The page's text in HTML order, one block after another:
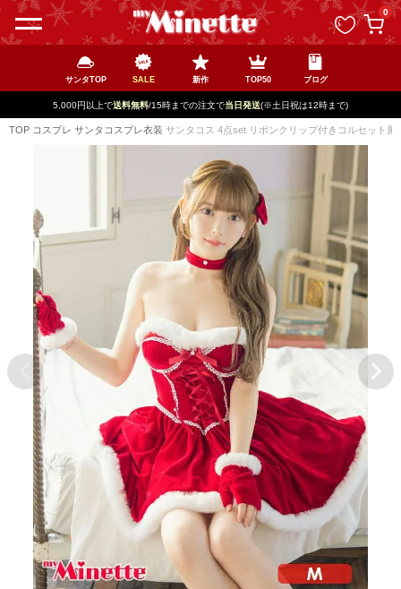
0
サンタTOP SALE 新作 TOP50 ブログ
5,000円以上で送料無料/15時までの注文で当日発送(※土日祝は12時まで)
TOP コスプレ サンタコスプレ衣装 サンタコス 4点set リボンクリップ付きコルセット
ペー
ジト
ップ